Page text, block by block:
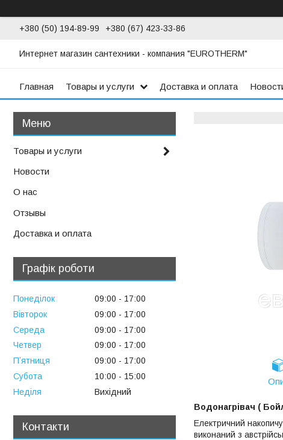
+380 (50) 194-89-99 +380 (67) 423-33-86
Интернет магазин сантехники - компания "EUROTHERM"
Главная Товары и услуги Доставка и оплата
Водонагрівач (
Електричний
виконаний з
Товары и услуги
Новости
О нас
Отзывы
Доставка и оплата
Графік роботи
Понеділок 09:00
17:00
Вівторок
09:00
17:00
Середа
09:00
17:00
Четвер
09:00
17:00
Пʼятниця
09:00
17:00
Субота
10:00
15:00
Неділя
Вихідний
Контакти